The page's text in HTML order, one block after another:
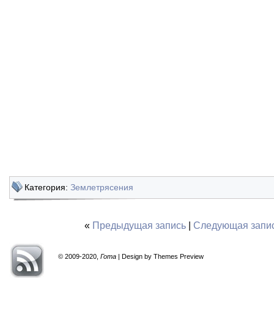
Категория: Землетрясения
« Предыдущая запись| Следующая
© 2009-2020, Гота | Design by Themes Preview